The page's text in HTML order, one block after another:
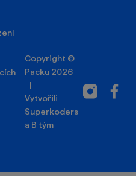
Copyright ©
Packu 2026
|
Vytvořili
Superkoders
a B tým
Instagram